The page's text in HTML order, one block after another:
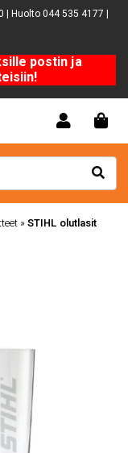
| Huolto 044 535 4177 |
postin ja
»STIHL olutlasit